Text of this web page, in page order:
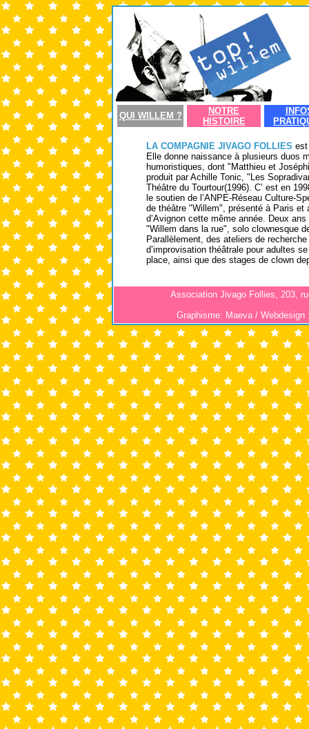
QUI WILLEM ?
NOTRE
HISTOIRE
LA COMPAGNIE JIVAGO FOLLIES est
Elle donne naissance à plusieurs duos
humoristiques, dont "Matthieu et
produit par Achille Tonic, "Les
Théâtre du Tourtour(1996). C’ est en
le soutien de l’ANPE-Réseau Culture-
de théâtre "Willem", présenté à Paris et
d’Avignon cette même année. Deux
"Willem dans la rue", solo clownesque
Parallèlement, des ateliers de recherche
d’improvisation théâtrale pour adultes
place, ainsi que des stages de clown
Association Jivago Follies, 203,
Graphisme: Maeva /